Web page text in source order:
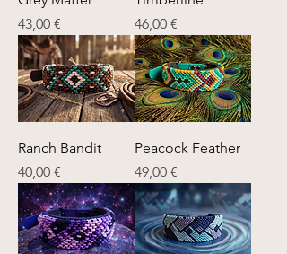
einer anderen Größe/Farbe
bestellen oder dir dein eigenes
Design zusammenstellen? Kein
Problem - schreibe mir einfach
eine Nachricht!
Preis
43,00 €
Preis
46,00 €
Ranch Bandit
Preis
40,00 €
Peacock Feather
Preis
49,00 €